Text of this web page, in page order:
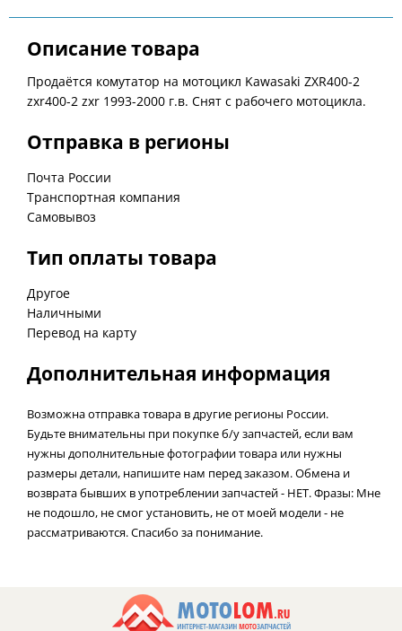
Описание товара
Продаётся комутатор на мотоцикл Kawasaki ZXR400-2
zxr400-2 zxr 1993-2000 г.в. Снят с рабочего мотоцикла.
Отправка в регионы
Почта России
Транспортная компания
Самовывоз
Тип оплаты товара
Другое
Наличными
Перевод на карту
Дополнительная информация
Возможна отправка товара в другие регионы России.
Будьте внимательны при покупке б/у запчастей, если вам
нужны дополнительные фотографии товара или нужны
размеры детали, напишите нам перед заказом. Обмена и
возврата бывших в употреблении запчастей - НЕТ. Фразы: Мне
не подошло, не смог установить, не от моей модели - не
рассматриваются. Спасибо за понимание.